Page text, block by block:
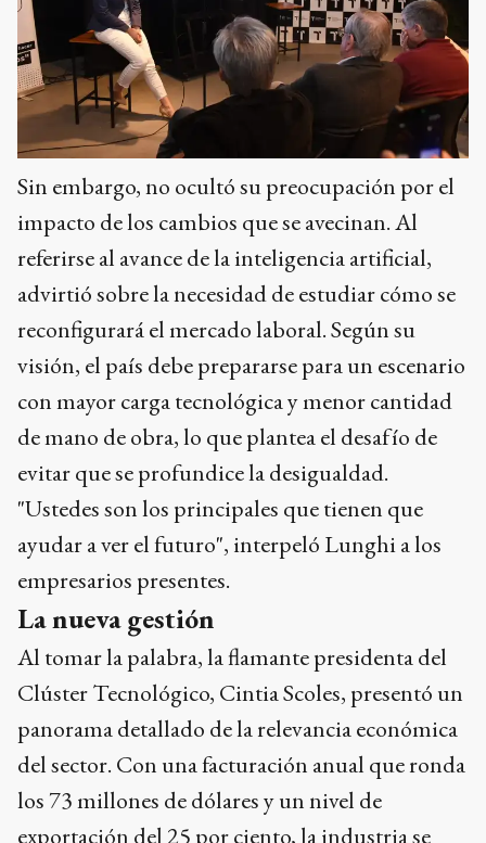
Sin embargo, no ocultó su preocupación por el
impacto de los cambios que se avecinan. Al
referirse al avance de la inteligencia artificial,
advirtió sobre la necesidad de estudiar cómo se
reconfigurará el mercado laboral. Según su
visión, el país debe prepararse para un escenario
con mayor carga tecnológica y menor cantidad
de mano de obra, lo que plantea el desafío de
evitar que se profundice la desigualdad.
"Ustedes son los principales que tienen que
ayudar a ver el futuro", interpeló Lunghi a los
empresarios presentes.
La nueva gestión
Al tomar la palabra, la flamante presidenta del
Clúster Tecnológico, Cintia Scoles, presentó un
panorama detallado de la relevancia económica
del sector. Con una facturación anual que ronda
los 73 millones de dólares y un nivel de
exportación del 25 por ciento, la industria se